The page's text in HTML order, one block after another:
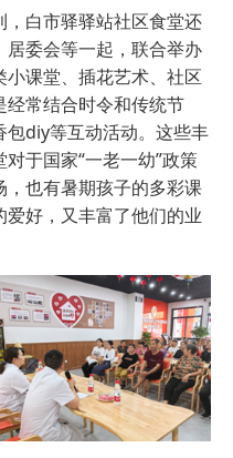
白市驿驿站社区食堂还
委会等一起，联合举办
课堂、插花艺术、社区
常结合时令和传统节
包diy等互动活动。这些丰
于国家“一老一幼”政策
也有暑期孩子的多彩课
好，又丰富了他们的业